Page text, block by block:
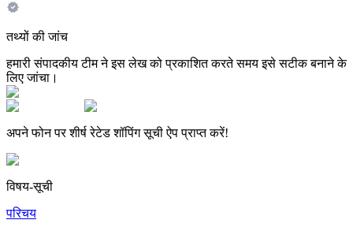
तथ्यों की जांच
हमारी संपादकीय टीम ने इस लेख को प्रकाशित करते समय इसे सटीक बनाने के
लिए जांचा।
अपने फोन पर शीर्ष रेटेड शॉपिंग सूची ऐप प्राप्त करें!
विषय-सूची
परिचय